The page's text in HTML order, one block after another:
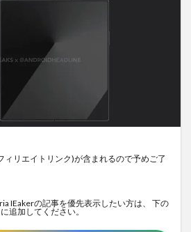
ィリエイトリンク)が含まれるので予めご了
IEakerの記事を優先表示したい方は、 下の
追加してください。